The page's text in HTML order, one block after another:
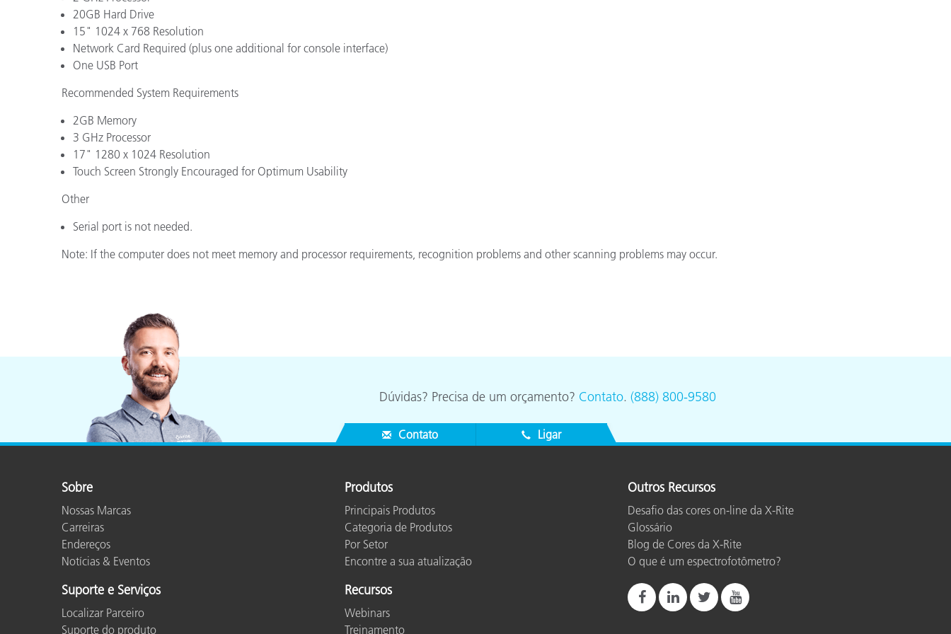
20GB Hard Drive
15" 1024 x 768 Resolution
Network Card Required (plus one additional for console interface)
One USB Port
Recommended System Requirements
2GB Memory
3 GHz Processor
17" 1280 x 1024 Resolution
Touch Screen Strongly Encouraged for Optimum Usability
Other
Serial port is not needed.
Note: If the computer does not meet memory and processor requirements, recognition problems and other scanning problems may occur.
Dúvidas? Precisa de um orçamento? Contato. (888) 800-9580
Contato Ligar
Sobre
Nossas Marcas
Carreiras
Endereços
Notícias & Eventos
Suporte e Serviços
Localizar Parceiro
Suporte do produto
Produtos
Principais Produtos
Categoria de Produtos
Por Setor
Encontre a sua atualização
Recursos
Webinars
Treinamento
Outros Recursos
Desafio das cores on-line da X-Rite
Glossário
Blog de Cores da X-Rite
O que é um espectrofotômetro?